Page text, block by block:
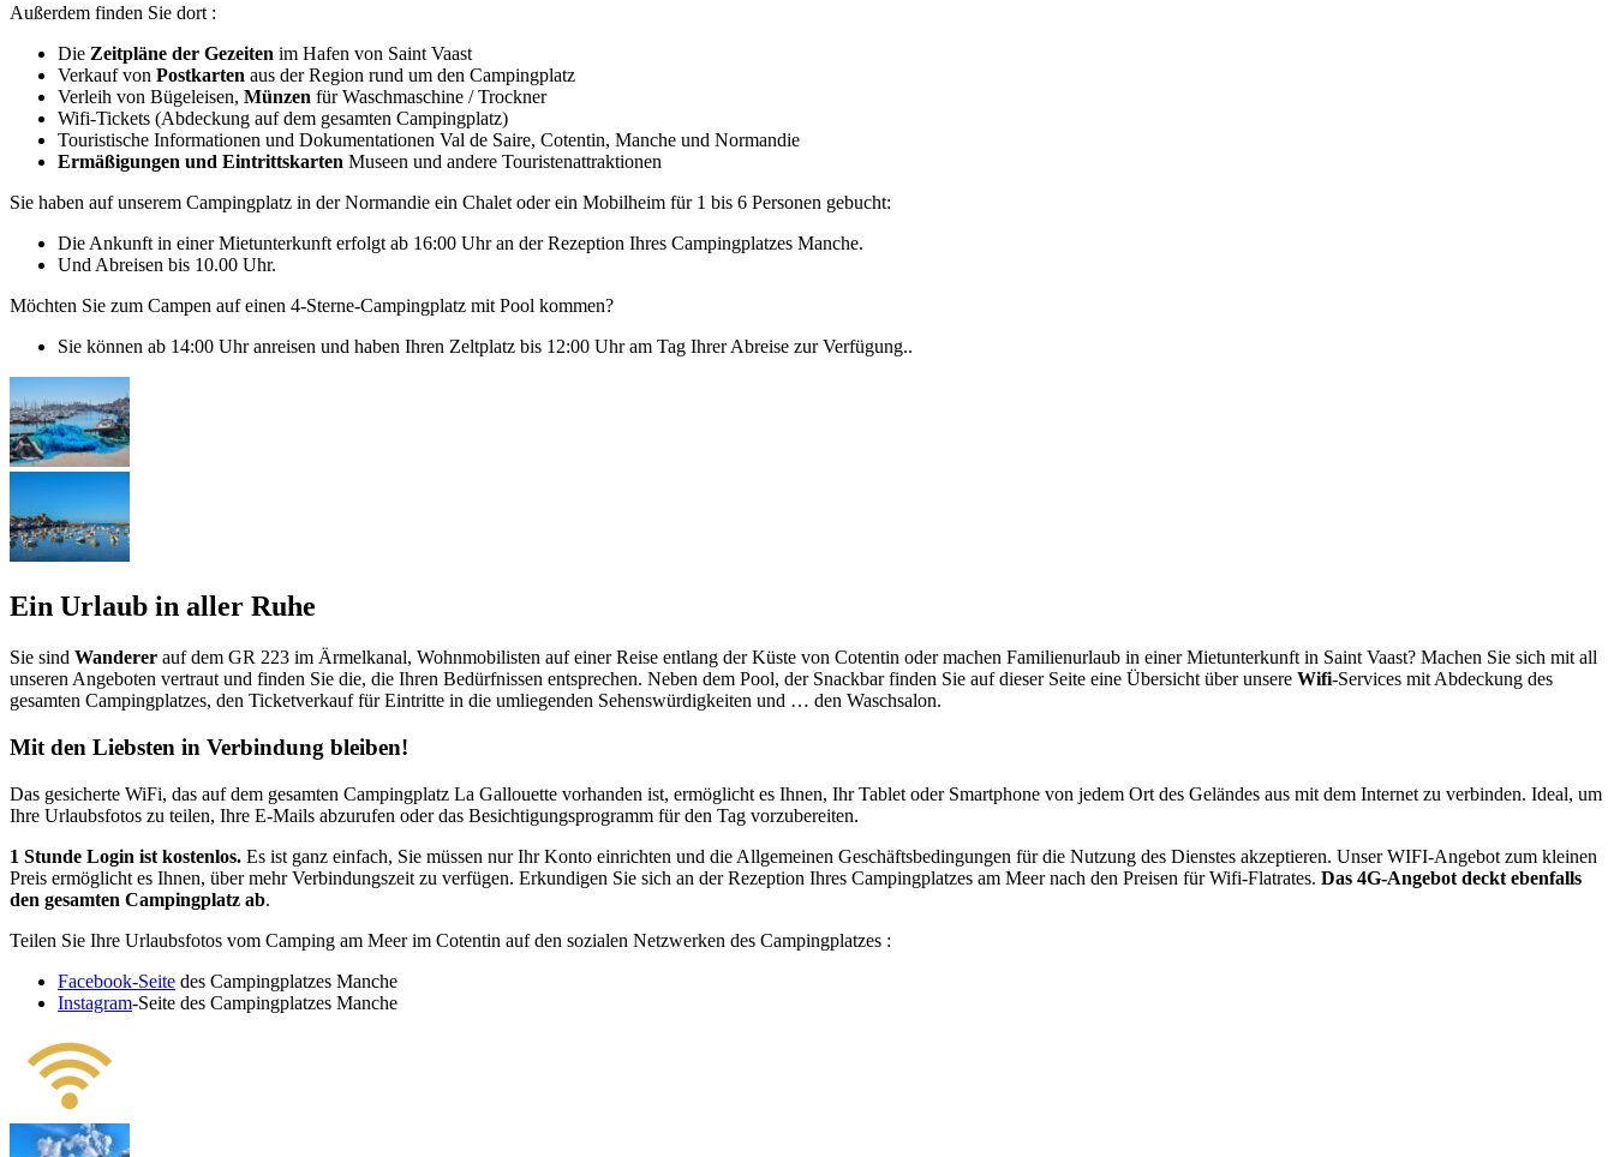
Außerdem finden Sie dort :
Die Zeitpläne der Gezeiten im Hafen von Saint Vaast
Verkauf von Postkarten aus der Region rund um den Campingplatz
Verleih von Bügeleisen, Münzen für Waschmaschine / Trockner
Wifi-Tickets (Abdeckung auf dem gesamten Campingplatz)
Touristische Informationen und Dokumentationen Val de Saire, Cotentin, Manche und Normandie
Ermäßigungen und Eintrittskarten Museen und andere Touristenattraktionen
Sie haben auf unserem Campingplatz in der Normandie ein Chalet oder ein Mobilheim für 1 bis 6 Personen gebucht:
Die Ankunft in einer Mietunterkunft erfolgt ab 16:00 Uhr an der Rezeption Ihres Campingplatzes Manche.
Und Abreisen bis 10.00 Uhr.
Möchten Sie zum Campen auf einen 4-Sterne-Campingplatz mit Pool kommen?
Sie können ab 14:00 Uhr anreisen und haben Ihren Zeltplatz bis 12:00 Uhr am Tag Ihrer Abreise zur Verfügung..
Ein Urlaub in aller Ruhe
Sie sind Wanderer auf dem GR 223 im Ärmelkanal, Wohnmobilisten auf einer Reise entlang der Küste von Cotentin oder machen Familienurlaub in einer Mietunterkunft in Saint Vaast? Machen Sie sich mit all
unseren Angeboten vertraut und finden Sie die, die Ihren Bedürfnissen entsprechen. Neben dem Pool, der Snackbar finden Sie auf dieser Seite eine Übersicht über unsere Wifi-Services mit Abdeckung des
gesamten Campingplatzes, den Ticketverkauf für Eintritte in die umliegenden Sehenswürdigkeiten und … den Waschsalon.
Mit den Liebsten in Verbindung bleiben!
Das gesicherte WiFi, das auf dem gesamten Campingplatz La Gallouette vorhanden ist, ermöglicht es Ihnen, Ihr Tablet oder Smartphone von jedem Ort des Geländes aus mit dem Internet zu verbinden. Ideal, um
Ihre Urlaubsfotos zu teilen, Ihre E-Mails abzurufen oder das Besichtigungsprogramm für den Tag vorzubereiten.
1 Stunde Login ist kostenlos. Es ist ganz einfach, Sie müssen nur Ihr Konto einrichten und die Allgemeinen Geschäftsbedingungen für die Nutzung des Dienstes akzeptieren. Unser WIFI-Angebot zum kleinen
Preis ermöglicht es Ihnen, über mehr Verbindungszeit zu verfügen. Erkundigen Sie sich an der Rezeption Ihres Campingplatzes am Meer nach den Preisen für Wifi-Flatrates. Das 4G-Angebot deckt ebenfalls
den gesamten Campingplatz ab.
Teilen Sie Ihre Urlaubsfotos vom Camping am Meer im Cotentin auf den sozialen Netzwerken des Campingplatzes :
Facebook-Seite des Campingplatzes Manche
Instagram-Seite des Campingplatzes Manche